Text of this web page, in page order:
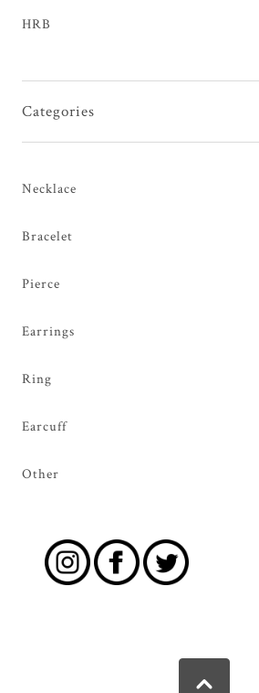
HRB
Categories
Necklace
Bracelet
Pierce
Earrings
Ring
Earcuff
Other